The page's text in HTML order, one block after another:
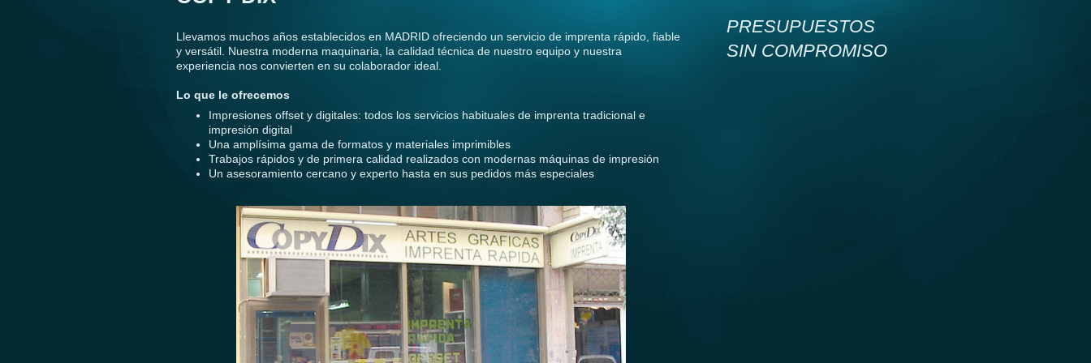
Llevamos muchos años establecidos en MADRID ofreciendo un servicio de imprenta rápido, fiable
y versátil. Nuestra moderna maquinaria, la calidad técnica de nuestro equipo y nuestra
experiencia nos convierten en su colaborador ideal.
Lo que le ofrecemos
Impresiones offset y digitales: todos los servicios habituales de imprenta tradicional e
impresión digital
Una amplísima gama de formatos y materiales imprimibles
Trabajos rápidos y de primera calidad realizados con modernas máquinas de impresión
Un asesoramiento cercano y experto hasta en sus pedidos más especiales
PRESUPUESTOS
SIN COMPROMISO